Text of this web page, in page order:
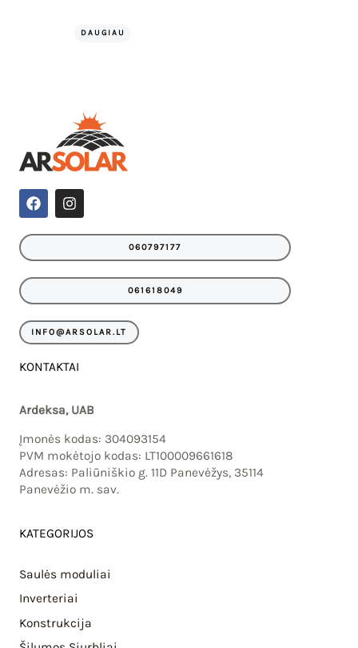
DAUGIAU
F
a
c
e
o
o
I
n
s
t
g
r
m
060797177
061618049
INFO@ARSOLAR.LT
KONTAKTAI
Ardeksa, UAB
Įmonės kodas: 304093154
PVM mokėtojo kodas: LT100009661618
Adresas: Paliūniškio g. 11D Panevėžys, 35114
Panevėžio m. sav.
KATEGORIJOS
Saulės moduliai
Inverteriai
Konstrukcija